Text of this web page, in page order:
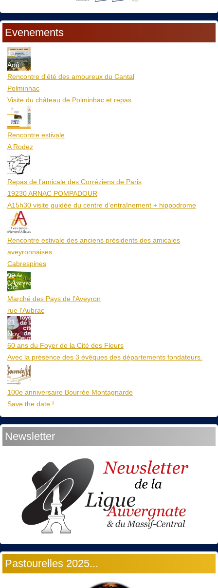
Evenements
10
Aoû
Rencontre d'été des amoureux du Cantal
Polminhac
Visite du château de Polminhac et repas
12
Aoû
Rencontre estivale
A Rodez
23
Aoû
Repas de l'amicale des Corréziens de Paris
19230 ARNAC POMPADOUR
A15h30 visite guidée du centre d’entraînement + hippodrome
25
Aoû
Rencontre estivale des anciens présidents des amicales
aveyronnaises
Cabrespines
09
Oct
Marché des Pays de l’Aveyron
rue l'Aubrac
21
Nov
60 ans du Foyer de la Cité des Fleurs
Avec la présence des 3 évêques des départements fondateurs.
20
Mar
100e anniversaire Bourrée Montagnarde
Save the date !
Newsletter
Pastourelles 2025...